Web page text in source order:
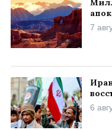
7
6